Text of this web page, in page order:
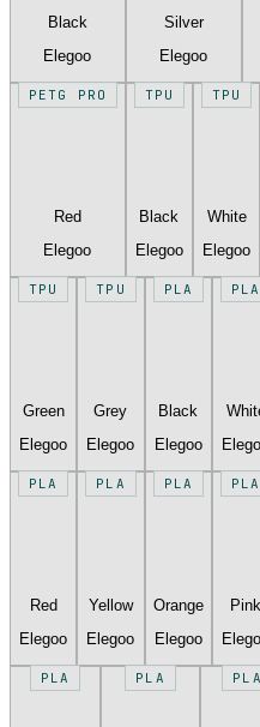
Black
Elegoo
Silver
Elegoo
PETG PRO
Red
Elegoo
TPU
Black
Elegoo
TPU
White
Elegoo
TPU
Green
Elegoo
TPU
Grey
Elegoo
PLA
Black
Elegoo
PLA
PLA
Red
Elegoo
PLA
Yellow
Elegoo
PLA
Orange
Elegoo
PLA
Pink
PLA PLA PLA